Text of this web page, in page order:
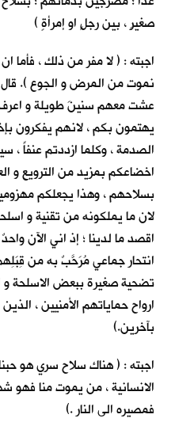
صغيرٍ ، بين رجلٍ او إمرأةٍ )
اجبته : ( لا مفر من ذلك ، فأما
نموت من المرض و الجوع ). قال
عشت معهم سنينَ طويلة و
يهتمون بكم ، لانهم يفكرون
الصدمة ، وكلما ازددتم عنفاً ،
اخضاعكم بمزيد من الترويع و
بسلاحهم ، وهذا يجعلكم
لان ما يملكونه من تقنية و
اقصد ما لدينا ؛ إذ اني الآن
انتحار جماعي مُرَحَّبٌ به من
تضحية صغيرة ببعض الاسلحة
ارواح حماياتهم الأمنيين ،
بآخرين.)
اجبته : ( هناك سلاح سري هو حبنا
الانسانية ، من يموت منا
فمصيره الى النار .)